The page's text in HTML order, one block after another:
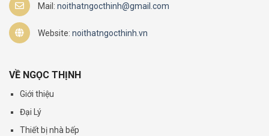
Mail: noithatngocthinh@gmail.com
Website: noithatngocthinh.vn
VỀ NGỌC THỊNH
Giới thiệu
Đại Lý
Thiết bị nhà bếp